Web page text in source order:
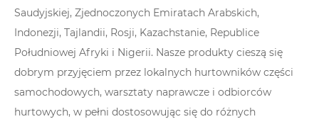
Saudyjskiej, Zjednoczonych Emiratach Arabskich,
Indonezji, Tajlandii, Rosji, Kazachstanie, Republice
Południowej Afryki i Nigerii. Nasze produkty cieszą się
dobrym przyjęciem przez lokalnych hurtowników części
samochodowych, warsztaty naprawcze i odbiorców
hurtowych, w pełni dostosowując się do różnych